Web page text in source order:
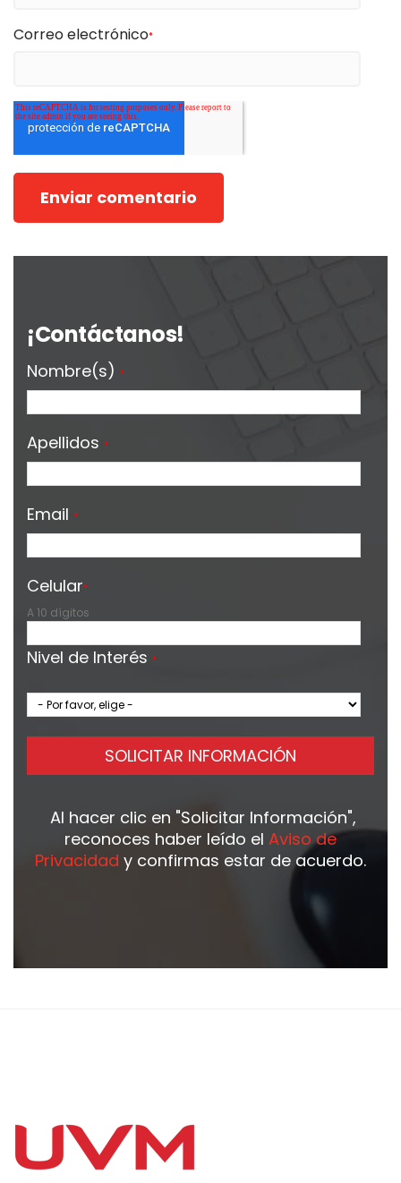
Correo electrónico*
¡Contáctanos!
Nombre(s) *
Apellidos *
Email *
Celular*
A 10 dígitos
Nivel de Interés *
SOLICITAR INFORMACIÓN
Al hacer clic en "Solicitar Información",
reconoces haber leído el Aviso de
Privacidad y confirmas estar de acuerdo.